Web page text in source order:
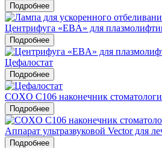
Подробнее
Центрифуга «EBA» для
Подробнее
Цефалостат
Подробнее
COXO C106 наконечник
Подробнее
Аппарат ультразвуковой Vector для
Подробнее